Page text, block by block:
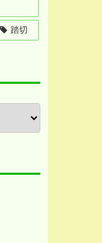
踏切